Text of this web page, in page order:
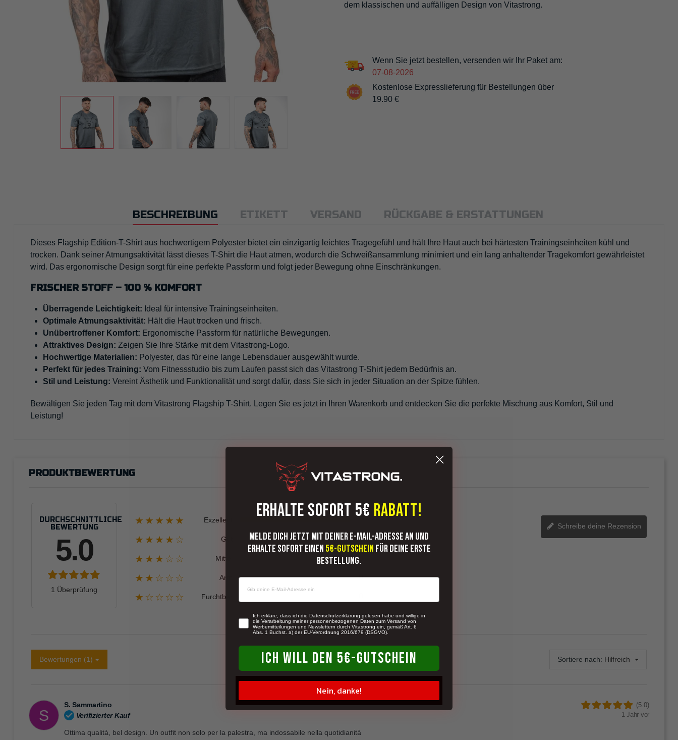
dem klassischen und auffälligen Design von Vitastrong.
Wenn Sie jetzt bestellen, versenden wir Ihr Paket am:
07-08-2026
Kostenlose Expresslieferung für Bestellungen über
19.90 €
BESCHREIBUNG ETIKETT VERSAND RÜCKGABE & ERSTATTUNGEN
Dieses Flagship Edition-T-Shirt aus hochwertigem Polyester bietet ein einzigartig leichtes Tragegefühl und hält Ihre Haut auch bei härtesten Trainingseinheiten kühl und
trocken. Dank seiner Atmungsaktivität lässt dieses T-Shirt die Haut atmen, wodurch die Schweißansammlung minimiert und ein lang anhaltender Tragekomfort gewährleistet
wird. Das ergonomische Design sorgt für eine perfekte Passform und folgt jeder Bewegung ohne Einschränkungen.
FRISCHER STOFF – 100 % KOMFORT
Überragende Leichtigkeit: Ideal für intensive Trainingseinheiten.
Optimale Atmungsaktivität: Hält die Haut trocken und frisch.
Unübertroffener Komfort: Ergonomische Passform für natürliche Bewegungen.
Attraktives Design: Zeigen Sie Ihre Stärke mit dem Vitastrong-Logo.
Hochwertige Materialien: Polyester, das für eine lange Lebensdauer ausgewählt wurde.
Perfekt für jedes Training: Vom Fitnessstudio bis zum Laufen passt sich das Vitastrong T-Shirt jedem Bedürfnis an.
Stil und Leistung: Vereint Ästhetik und Funktionalität und sorgt dafür, dass Sie sich in jeder Situation an der Spitze fühlen.
Bewältigen Sie jeden Tag mit dem Vitastrong Flagship T-Shirt. Legen Sie es jetzt in Ihren Warenkorb und entdecken Sie die perfekte Mischung aus Komfort, Stil und
Leistung!
PRODUKTBEWERTUNG
DURCHSCHNITTLICHE
BEWERTUNG
5.0
1 Überprüfung
★★★★★ Exzellent
★★★★☆ Gut 0
★★★☆☆ Mittel
★★☆☆☆ Arm 0
★☆☆☆☆ Furchtbar
Schreibe deine Rezension
Bewertungen (1) Sortiere nach: Hilfreich
S
S. Sammartino
Verifizierter Kauf
(5.0)
1 Jahr vor
Ottima qualità, bel design. Un outfit non solo per la palestra, ma indossabile nella quotidianità
ERHALTE SOFORT 5€ RABATT!
Melde dich jetzt mit deiner E-Mail-Adresse an und
erhalte sofort einen 5€-Gutschein für deine erste
Bestellung.
newsletterIch erkläre, dass ich die Datenschutzerklärung gelesen habe und willige in
die Verarbeitung meiner personenbezogenen Daten zum Versand von
Werbemitteilungen und Newslettern durch Vitastrong ein, gemäß Art. 6
Abs. 1 Buchst. a) der EU-Verordnung 2016/679 (DSGVO).
ICH WILL DEN 5€-GUTSCHEIN
Nein, danke!